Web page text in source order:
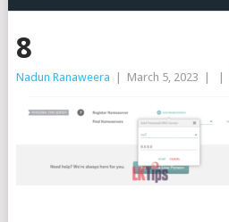
8
Nadun Ranaweera March 5, 2023